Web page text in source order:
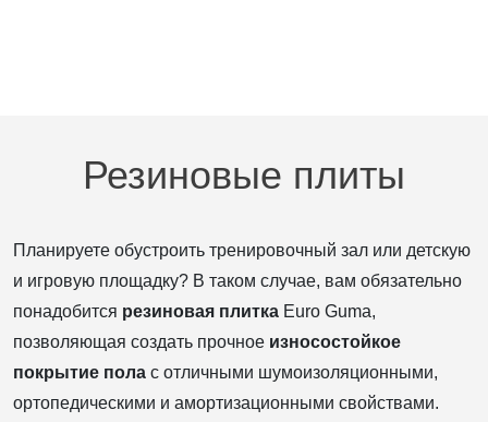
Резиновые плиты
Планируете обустроить тренировочный зал или детскую
и игровую площадку? В таком случае, вам обязательно
понадобится резиновая плитка Euro Guma,
позволяющая создать прочное износостойкое
покрытие пола с отличными шумоизоляционными,
ортопедическими и амортизационными свойствами.